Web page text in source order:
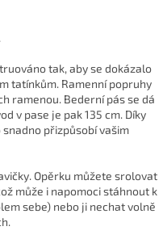
.
tak, aby se dokázalo
tatínkům. Ramenní popruhy
ramenou. Bederní pás se dá
v pase je pak 135 cm. Díky
přizpůsobí vašim
. Opěrku můžete srolovat
může i napomoci stáhnout k
sebe) nebo ji nechat volně